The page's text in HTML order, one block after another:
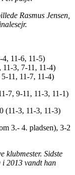
Rasmus Jensen,
4, 11-6, 11-5)
11-3, 7-11, 11-4)
11, 11-7, 11-4)
7, 9-11, 11-3, 11-1)
(11-3, 11-3, 11-3)
3.- 4. pladsen), 3-2
klubmester. Sidste
i 2013 vandt han